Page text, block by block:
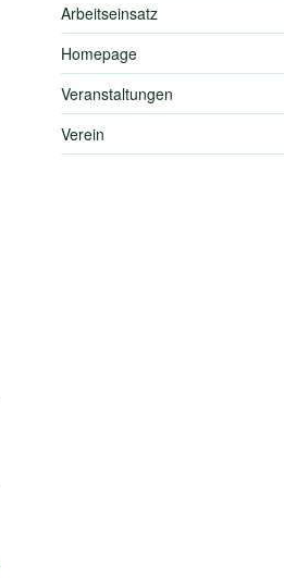
Arbeitseinsatz
Homepage
Veranstaltungen
Verein